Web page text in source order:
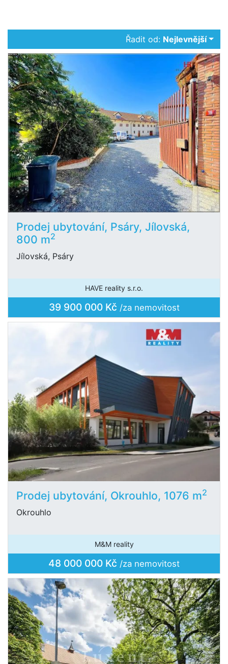
Řadit od: Nejlevnější
Prodej ubytování, Psáry, Jílovská,
800 m2
Jílovská, Psáry
HAVE reality s.r.o.
39 900 000 Kč /za nemovitost
Prodej ubytování, Okrouhlo, 1076 m2
Okrouhlo
M&M reality
48 000 000 Kč /za nemovitost